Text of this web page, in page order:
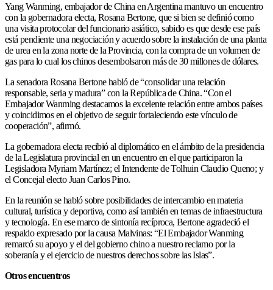
Yang Wanming, embajador de China en Argentina mantuvo un encuentro
con la gobernadora electa, Rosana Bertone, que si bien se definió como
una visita protocolar del funcionario asiático, sabido es que desde ese país
está pendiente una negociación y acuerdo sobre la instalación de una planta
de urea en la zona norte de la Provincia, con la compra de un volumen de
gas para lo cual los chinos desembolsaron más de 30 millones de dólares.
La senadora Rosana Bertone habló de “consolidar una relación
responsable, seria y madura” con la República de China. “Con el
Embajador Wanming destacamos la excelente relación entre ambos países
y coincidimos en el objetivo de seguir fortaleciendo este vínculo de
cooperación”, afirmó.
La gobernadora electa recibió al diplomático en el ámbito de la presidencia
de la Legislatura provincial en un encuentro en el que participaron la
Legisladora Myriam Martínez; el Intendente de Tolhuin Claudio Queno; y
el Concejal electo Juan Carlos Pino.
En la reunión se habló sobre posibilidades de intercambio en materia
cultural, turística y deportiva, como así también en temas de infraestructura
y tecnología. En ese marco de sintonía recíproca, Bertone agradeció el
respaldo expresado por la causa Malvinas: “El Embajador Wanming
remarcó su apoyo y el del gobierno chino a nuestro reclamo por la
soberanía y el ejercicio de nuestros derechos sobre las Islas”.
Otros encuentros